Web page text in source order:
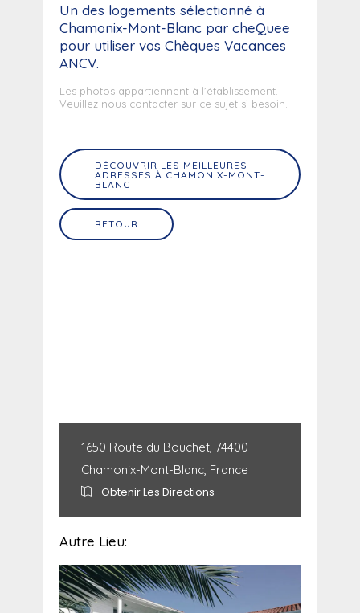
Un des logements sélectionné à
Chamonix-Mont-Blanc par cheQuee
pour utiliser vos Chèques Vacances
ANCV.
Les photos appartiennent à l’établissement.
Veuillez nous contacter sur ce sujet si besoin.
DÉCOUVRIR LES MEILLEURES
ADRESSES À CHAMONIX-MONT-
BLANC
RETOUR
1650 Route du Bouchet, 74400
Chamonix-Mont-Blanc, France
Obtenir Les Directions
Autre Lieu: